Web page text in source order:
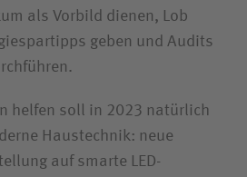
als Vorbild dienen, Lob
geben und Audits
helfen soll in 2023 natürlich
Haustechnik: neue
auf smarte LED-